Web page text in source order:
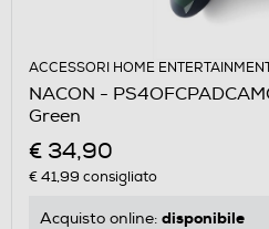
ACCESSORI HOME
NACON -
Green
€ 34,90
€ 41,99 consigliato
Acquisto online: disponibile